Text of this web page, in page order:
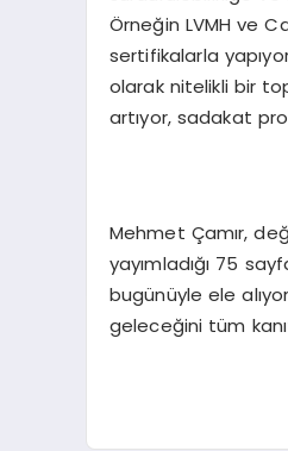
Örneğin LVMH ve
sertifikalarla
olarak nitelikli bir
artıyor, sadakat
Mehmet Çamır,
yayımladığı 75
bugünüyle ele
geleceğini tüm